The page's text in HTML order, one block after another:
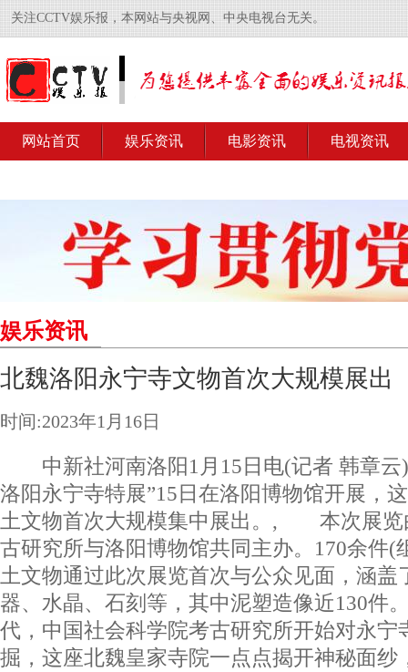
关注CCTV娱乐报，本网站与央视网、中央电视台无关。
网站首页 娱乐资讯 电影资讯 电视资讯
娱乐资讯
北魏洛阳永宁寺文物首次大规模展出
时间:2023年1月16日
中新社河南洛阳1月15日电(记者 韩章
洛阳永宁寺特展”15日在洛阳博物馆开展，
土文物首次大规模集中展出。, 本次展览
古研究所与洛阳博物馆共同主办。170余件(
土文物通过此次展览首次与公众见面，涵盖
器、水晶、石刻等，其中泥塑造像近130
代，中国社会科学院考古研究所开始对永宁
掘，这座北魏皇家寺院一点点揭开神秘面纱